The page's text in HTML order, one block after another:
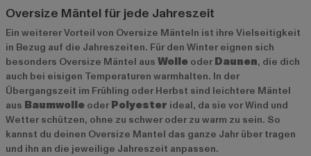
Oversize Mäntel für jede Jahreszeit
Ein weiterer Vorteil von Oversize Mänteln ist ihre Vielseitigkeit
in Bezug auf die Jahreszeiten. Für den Winter eignen sich
besonders Oversize Mäntel aus Wolle oder Daunen, die dich
auch bei eisigen Temperaturen warmhalten. In der
Übergangszeit im Frühling oder Herbst sind leichtere Mäntel
aus Baumwolle oder Polyester ideal, da sie vor Wind und
Wetter schützen, ohne zu schwer oder zu warm zu sein. So
kannst du deinen Oversize Mantel das ganze Jahr über tragen
und ihn an die jeweilige Jahreszeit anpassen.